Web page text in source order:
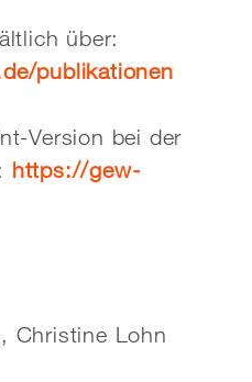
über:
publikationen
Version bei der
https://gew-
Christine Lohn